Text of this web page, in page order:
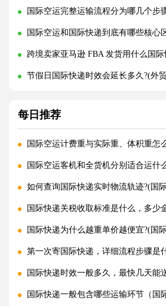
国际空运完整运输流程分为哪几个步
国际空运和国际快递到底有哪些核心
跨境卖家亚马逊 FBA 发货用什么国
节假日国际快递时效会延长多久?(外
每日推荐
国际空运计费重与实际重、体积重怎
国际空运客机和全货机分别适合运什
如何查询国际快递实时物流轨迹?(国
国际快递关税收取标准是什么，多少
国际快递为什么越重单价越便宜?(国
第一次寄国际快递，详细流程步骤是
国际快递时效一般多久，最快几天能
国际快递一般包含哪些运输环节（国